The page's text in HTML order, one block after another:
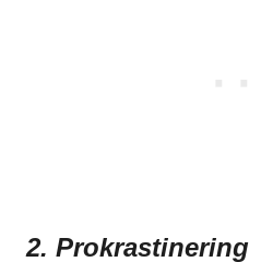
2. Prokrastinering